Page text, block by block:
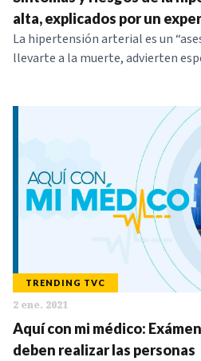
SERIES
alta, explicados por un
La hipertensión arterial es un
llevarte a la muerte, advierten
TRENDING TVC
2 ene. 2021
Aquí con mi médico:
deben realizar las personas